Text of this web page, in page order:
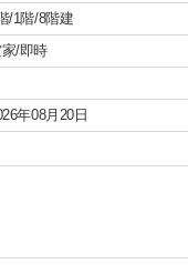
/1階/8階建
/即時
年08月20日